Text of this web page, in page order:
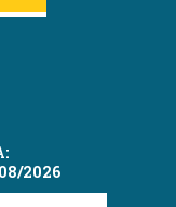
2026